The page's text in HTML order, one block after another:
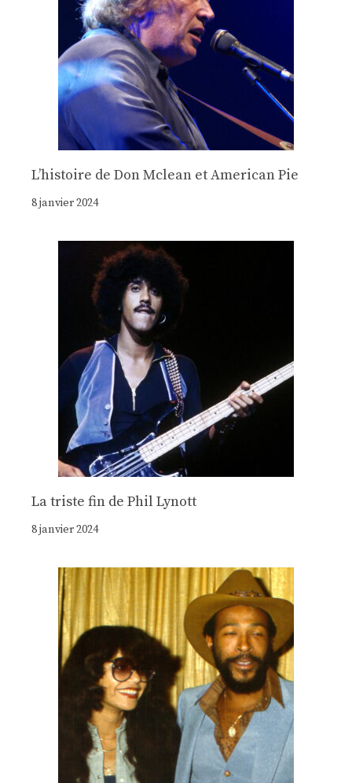
Lʼhistoire de Don Mclean et American Pie
8 janvier 2024
La triste fin de Phil Lynott
8 janvier 2024